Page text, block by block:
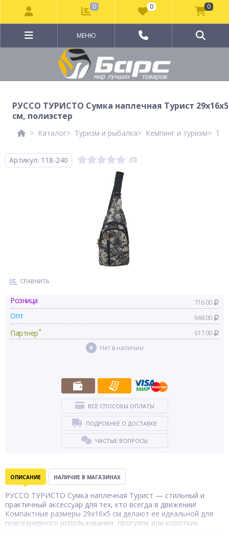
МЕНЮ
РУССО ТУРИСТО Сумка наплечная Турист 29x16x5
см, полиэстер
Каталог Туризм и рыбалка Кемпинг и туризм
Артикул: 118-240 (0)
СРАВНИТЬ
Розница 716.00
Опт 648.00
Партнер* 617.00
Нет в наличии
ВСЕ СПОСОБЫ ОПЛАТЫ
ПОДРОБНЕЕ О ДОСТАВКЕ
ЧАСТЫЕ ВОПРОСЫ
ОПИСАНИЕ НАЛИЧИЕ В МАГАЗИНАХ
РУССО ТУРИСТО Сумка наплечная Турист — стильный и
практичный аксессуар для тех, кто всегда в движении!
Компактные размеры 29x16x5 см делают ее идеальной для
повседневного использования, прогулок или коротких
0 0 0